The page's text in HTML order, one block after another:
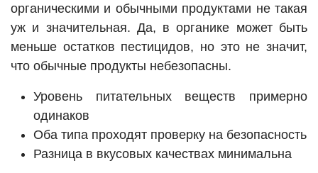
органическими и обычными продуктами не такая
уж и значительная. Да, в органике может быть
меньше остатков пестицидов, но это не значит,
что обычные продукты небезопасны.
Уровень питательных веществ примерно
одинаков
Оба типа проходят проверку на безопасность
Разница в вкусовых качествах минимальна